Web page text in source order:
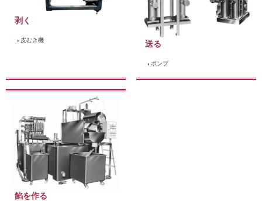
剥く
皮むき機 送る
ポンプ
餡を作る